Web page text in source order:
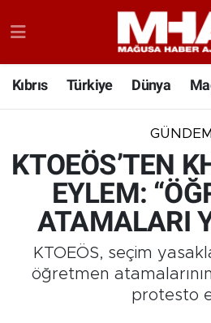
Kıbrıs Türkiye Dünya
GÜNDEM
KTOEÖS’TEN
EYLEM:
ATAMALARI
KTOEÖS, seçim
öğretmen
protesto